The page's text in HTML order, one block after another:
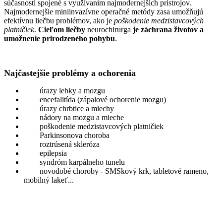
súčasnosti spojené s využívaním najmodernejších prístrojov.
Najmodernejšie miniinvazívne operačné metódy zasa umožňujú
efektívnu liečbu problémov, ako je poškodenie medzistavcových
platničiek. Cieľom liečby neurochirurga je záchrana životov a
umožnenie prirodzeného pohybu.
Najčastejšie problémy a ochorenia
úrazy lebky a mozgu
encefalitída (zápalové ochorenie mozgu)
úrazy chrbtice a miechy
nádory na mozgu a mieche
poškodenie medzistavcových platničiek
Parkinsonova choroba
roztrúsená skleróza
epilepsia
syndróm karpálneho tunelu
novodobé choroby - SMSkový krk, tabletové rameno,
mobilný lakeť...